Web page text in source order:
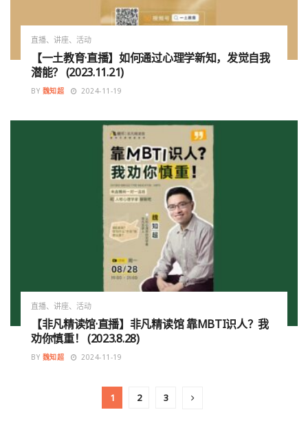
直播、讲座、活动
【一土教育·直播】如何通过心理学新知，发觉自我
潜能？ (2023.11.21)
BY 魏知超 2024-11-19
直播、讲座、活动
【非凡精读馆·直播】非凡精读馆 靠MBTI识人？我
劝你慎重！ (2023.8.28)
BY 魏知超 2024-11-19
1 2 3